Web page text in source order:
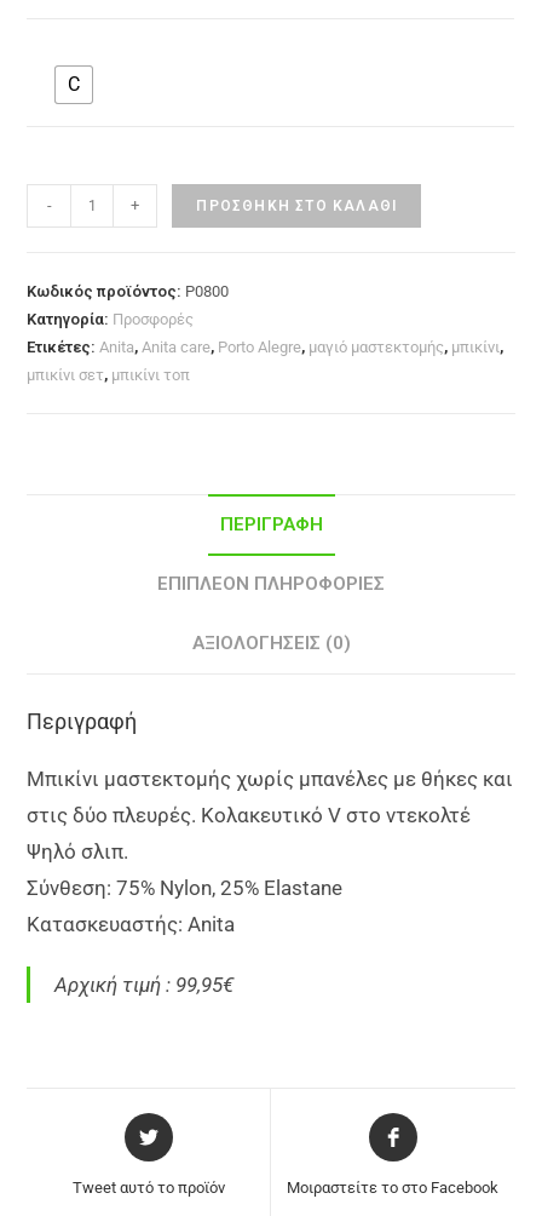
C
- + ΠΡΟΣΘΉΚΗ ΣΤΟ ΚΑΛΆΘΙ
Κωδικός προϊόντος: P0800
Κατηγορία: Προσφορές
Ετικέτες:Anita,Anita care, Porto Alegre, μαγιό μαστεκτομής, μπικίνι,
μπικίνι σετ, μπικίνι τοπ
ΠΕΡΙΓΡΑΦΉ
ΕΠΙΠΛΈΟΝ ΠΛΗΡΟΦΟΡΊΕΣ
ΑΞΙΟΛΟΓΉΣΕΙΣ (0)
Περιγραφή
Μπικίνι μαστεκτομής χωρίς μπανέλες με θήκες και
στις δύο πλευρές. Κολακευτικό V στο ντεκολτέ
Ψηλό σλιπ.
Σύνθεση: 75% Nylon, 25% Elastane
Κατασκευαστής: Anita
Αρχική τιμή : 99,95€
Tweet αυτό το προϊόν Μοιραστείτε το στο Facebook